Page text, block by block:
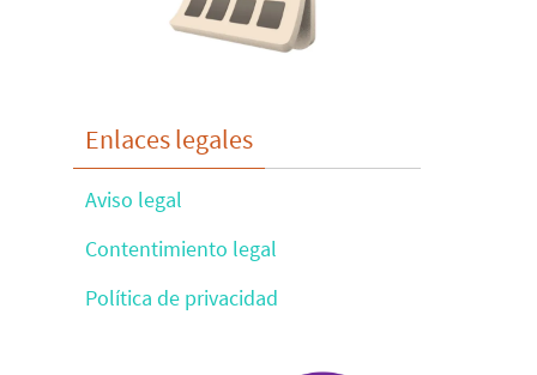
Enlaces legales
Aviso legal
Contentimiento legal
Política de privacidad